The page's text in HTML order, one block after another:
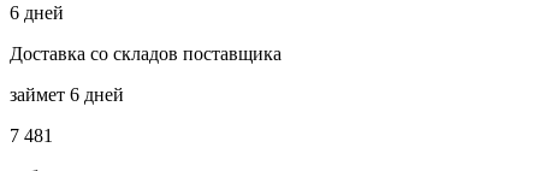
6 дней
Доставка со складов поставщика
займет 6 дней
7 481